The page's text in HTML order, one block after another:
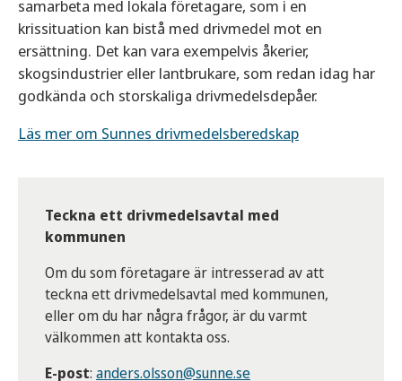
samarbeta med lokala företagare, som i en
krissituation kan bistå med drivmedel mot en
ersättning. Det kan vara exempelvis åkerier,
skogsindustrier eller lantbrukare, som redan idag har
godkända och storskaliga drivmedelsdepåer.
Läs mer om Sunnes drivmedelsberedskap
Teckna ett drivmedelsavtal med
kommunen
Om du som företagare är intresserad av att
teckna ett drivmedelsavtal med kommunen,
eller om du har några frågor, är du varmt
välkommen att kontakta oss.
E-post: anders.olsson@sunne.se